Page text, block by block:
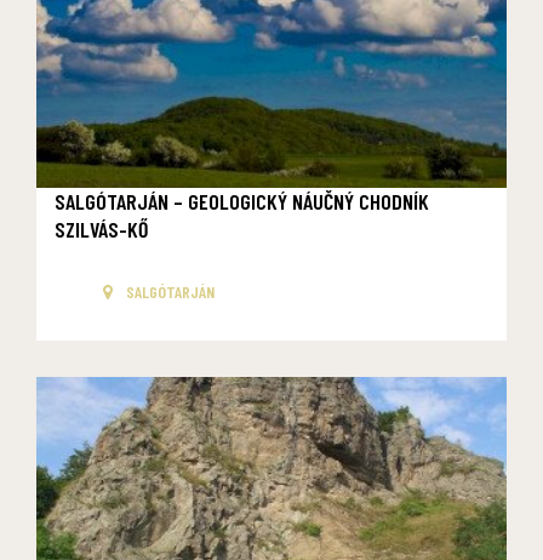
SALGÓTARJÁN – GEOLOGICKÝ NÁUČNÝ CHODNÍK
SZILVÁS-KŐ
SALGÓTARJÁN